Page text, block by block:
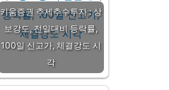
키움증권 추세추수투자 : 상
보강도, 전일대비 등락률,
100일 신고가, 체결강도 시
각